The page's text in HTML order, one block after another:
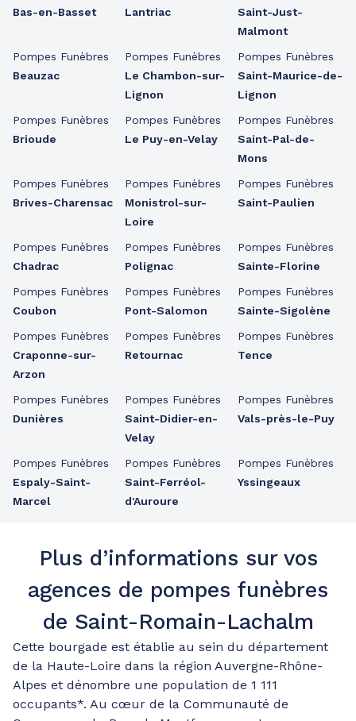
Bas-en-Basset
Pompes Funèbres
Beauzac
Pompes Funèbres
Brioude
Pompes Funèbres
Brives-Charensac
Pompes Funèbres
Chadrac
Pompes Funèbres
Coubon
Pompes Funèbres
Craponne-sur-
Arzon
Pompes Funèbres
Dunières
Pompes Funèbres
Espaly-Saint-
Marcel
Lantriac
Pompes Funèbres
Le Chambon-sur-
Lignon
Pompes Funèbres
Le Puy-en-Velay
Pompes Funèbres
Monistrol-sur-
Loire
Pompes Funèbres
Polignac
Pompes Funèbres
Pont-Salomon
Pompes Funèbres
Retournac
Pompes Funèbres
Saint-Didier-en-
Velay
Pompes Funèbres
Saint-Ferréol-
d'Auroure
Saint-Just-
Malmont
Pompes Funèbres
Saint-Maurice-de-
Lignon
Pompes Funèbres
Saint-Pal-de-
Mons
Pompes Funèbres
Saint-Paulien
Pompes Funèbres
Sainte-Florine
Pompes Funèbres
Sainte-Sigolène
Pompes Funèbres
Tence
Pompes Funèbres
Vals-près-le-Puy
Pompes Funèbres
Yssingeaux
Plus d’informations sur vos
agences de pompes funèbres
de Saint-Romain-Lachalm
Cette bourgade est établie au sein du département
de la Haute-Loire dans la région Auvergne-Rhône-
Alpes et dénombre une population de 1 111
occupants*. Au cœur de la Communauté de